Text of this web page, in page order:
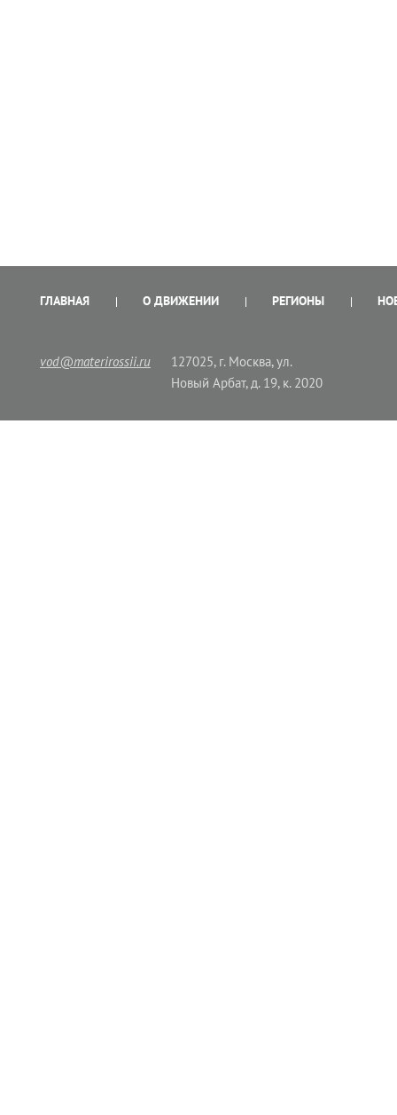
ГЛАВНАЯ О ДВИЖЕНИИ РЕГИОНЫ
vod@materirossii.ru
127025, г. Москва, ул.
Новый Арбат, д. 19, к. 2020